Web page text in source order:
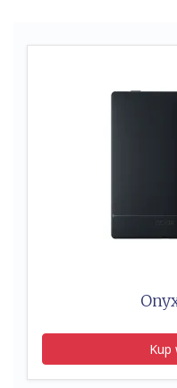
Kup